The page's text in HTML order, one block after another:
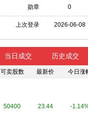
勋章 0
上次登录 2026-06-08
当日成交 历史成交
可卖股数 最新价 今日涨
50400 23.44 -